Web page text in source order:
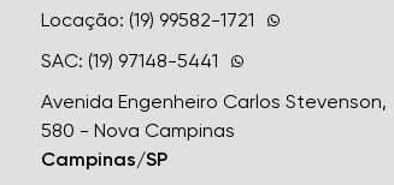
Locação: (19) 99582-1721
SAC: (19) 97148-5441
Avenida Engenheiro Carlos Stevenson,
580 - Nova Campinas
Campinas/SP